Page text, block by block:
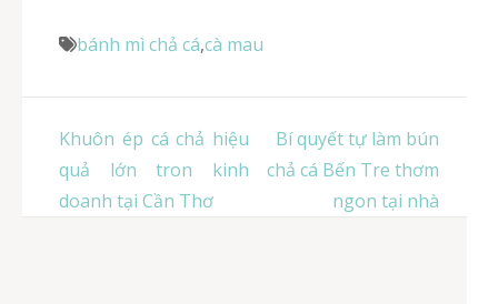
bánh mì chả cá,cà mau
Điều
hướng
bài
Khuôn ép cá chả hiệu
quả lớn tron kinh
doanh tại Cần Thơ
Bí quyết tự làm bún
chả cá Bến Tre thơm
ngon tại nhà